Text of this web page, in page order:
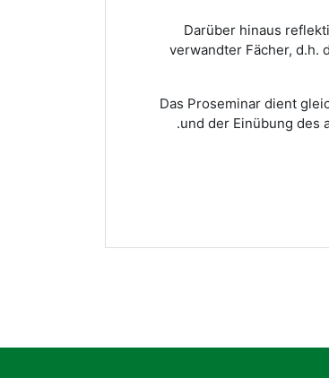
Darüber hinaus
verwandter Fächer, d.h.
Das Proseminar dient
und der Einübung des